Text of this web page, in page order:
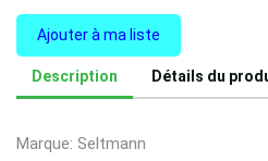
Ajouter à ma liste
Description Détails du
Marque: Seltmann